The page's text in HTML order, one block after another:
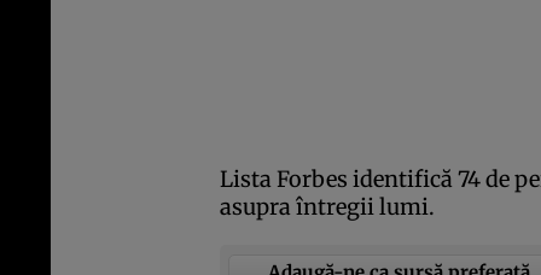
Lista Forbes identifică 74 de
asupra întregii lumi.